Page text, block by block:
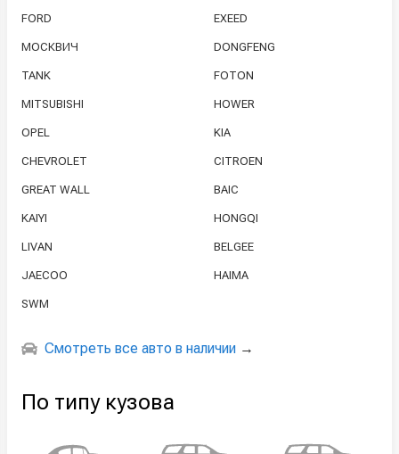
FORD EXEED
МОСКВИЧ DONGFENG
TANK FOTON
MITSUBISHI HOWER
OPEL KIA
CHEVROLET CITROEN
GREAT WALL BAIC
KAIYI HONGQI
LIVAN BELGEE
JAECOO HAIMA
SWM
Смотреть все авто в наличии →
По типу кузова